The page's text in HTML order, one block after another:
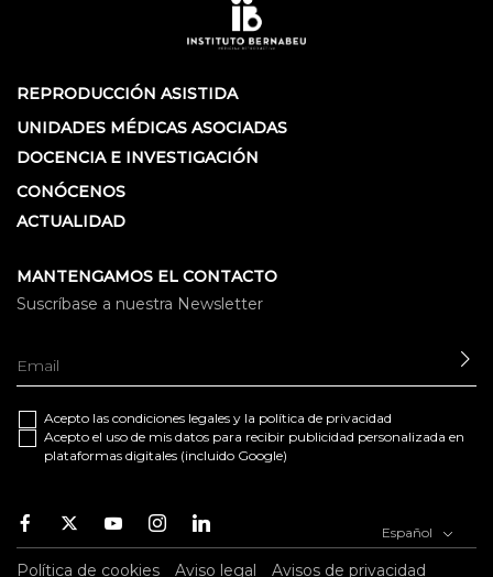
REPRODUCCIÓN ASISTIDA
UNIDADES MÉDICAS ASOCIADAS
DOCENCIA E INVESTIGACIÓN
CONÓCENOS
ACTUALIDAD
MANTENGAMOS EL CONTACTO
Suscríbase a nuestra Newsletter
Acepto las condiciones legales y la política de privacidad
Acepto el uso de mis datos para recibir publicidad personalizada en
plataformas digitales (incluido Google)
Facebook
TwitterYoutubeInstagramYoutube Español
Política de cookies Aviso legal Avisos de privacidad